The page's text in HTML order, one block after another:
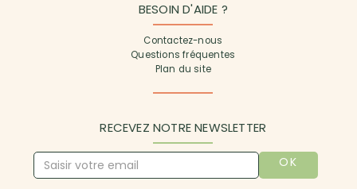
BESOIN D'AIDE ?
Contactez-nous
Questions fréquentes
Plan du site
RECEVEZ NOTRE NEWSLETTER
OK